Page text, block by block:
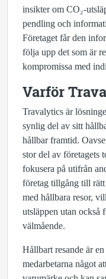
insikter om CO₂-
pendling och
Företaget får den
följa upp det som är
kompromissa med
Varför
Travalytics är
synlig del av sitt
hållbar framtid.
stor del av företagets
fokusera på utifrån
företag tillgång till
med hållbara resor,
utsläppen utan också
välmående.
Hållbart resande är
medarbetarna något